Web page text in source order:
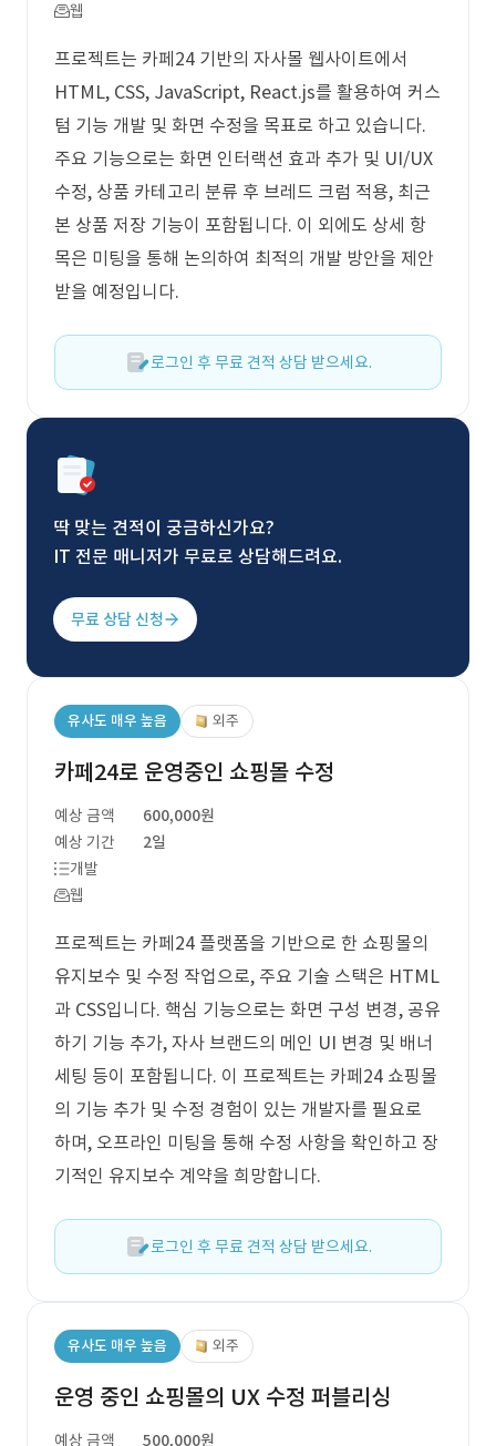
웹
프로젝트는 카페24 기반의 자사몰 웹사이트에서
HTML, CSS, JavaScript, React.js를 활용하여 커스
텀 기능 개발 및 화면 수정을 목표로 하고 있습니다.
주요 기능으로는 화면 인터랙션 효과 추가 및 UI/UX
수정, 상품 카테고리 분류 후 브레드 크럼 적용, 최근
본 상품 저장 기능이 포함됩니다. 이 외에도 상세 항
목은 미팅을 통해 논의하여 최적의 개발 방안을 제안
받을 예정입니다.
로그인 후 무료 견적 상담 받으세요.
딱 맞는 견적이 궁금하신가요?
IT 전문 매니저가 무료로 상담해드려요.
무료 상담 신청
유사도 매우 높음 외주
카페24로 운영중인 쇼핑몰 수정
예상 금액
600,000원
예상 기간
2일
개발
웹
프로젝트는 카페24 플랫폼을 기반으로 한 쇼핑몰의
유지보수 및 수정 작업으로, 주요 기술 스택은 HTML
과 CSS입니다. 핵심 기능으로는 화면 구성 변경, 공유
하기 기능 추가, 자사 브랜드의 메인 UI 변경 및 배너
세팅 등이 포함됩니다. 이 프로젝트는 카페24 쇼핑몰
의 기능 추가 및 수정 경험이 있는 개발자를 필요로
하며, 오프라인 미팅을 통해 수정 사항을 확인하고 장
기적인 유지보수 계약을 희망합니다.
로그인 후 무료 견적 상담 받으세요.
유사도 매우 높음 외주
운영 중인 쇼핑몰의 UX 수정 퍼블리싱
예상 금액 500,000원